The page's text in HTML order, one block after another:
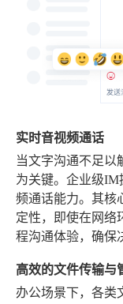
实时音视频通话
当文字沟通不足以
为关键。企业级
频通话能力。其核
定性，即使在网络
程沟通体验，确保
高效的文件传输与
办公场景下，各类